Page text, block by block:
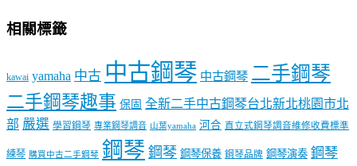
相關標籤
kawai yamaha 中古 中古鋼琴 中古鋼琴 二手鋼琴
二手鋼琴趣事 保固 全新二手中古鋼琴台北新北桃園市北
部 嚴選 學習鋼琴 專業鋼琴調音 山葉yamaha 河合 直立式鋼琴調音維修收費標準
練琴 購買中古二手鋼琴 鋼琴 鋼琴 鋼琴保養 鋼琴品牌 鋼琴演奏 鋼琴